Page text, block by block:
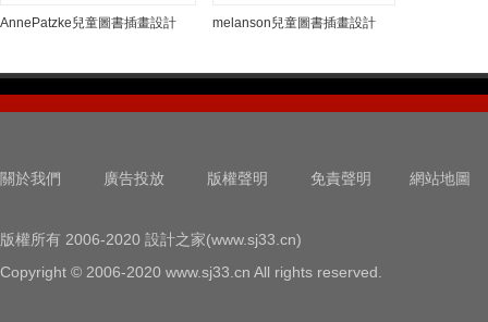
AnnePatzke兒童圖書插畫設計 melanson兒童圖書插畫設計
關於我們 廣告投放 版權聲明 免責聲明 網站地圖
版權所有 2006-2020 設計之家(www.sj33.cn)
Copyright © 2006-2020 www.sj33.cn All rights reserved.